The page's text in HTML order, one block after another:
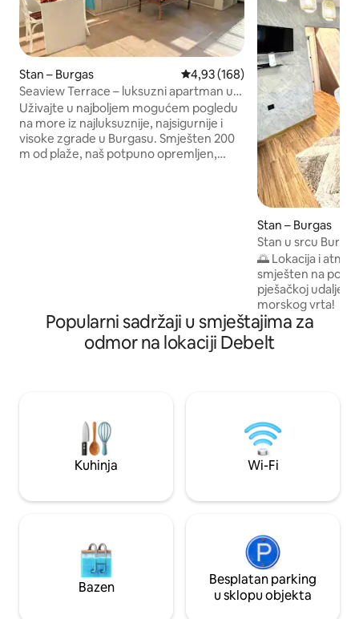
Stan – Burgas Prosječna ocjena: 4,93/5,
4,93 (168)
Seaview Terrace – luksuzni apartman u
centru 200 m od plaže
Uživajte u najboljem mogućem pogledu
na more iz najluksuznije, najsigurnije i
visoke zgrade u Burgasu. Smješten 200
m od plaže, naš potpuno opremljen,
Stan – Burgas
Stan u srcu
🌅 Lokacija i
smješten na
pješačkoj
morskog vrta! 🏠 Obilazak stana: –
Spavaća soba s dva
s WC školjkom. – blagovaonica s čajnom
kuhinjom
provođenje
je opremljen
za vaš boravak!
Popularni sadržaji u smještajima za
odmor na lokaciji Debelt
Kuhinja Wi-Fi
Bazen
Besplatan parking
u sklopu objekta